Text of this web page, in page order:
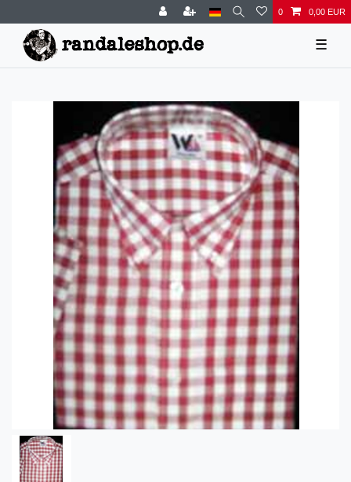
0 0,00 EUR
☰